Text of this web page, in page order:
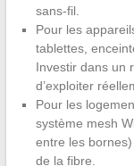
sans-fil.
Pour les
tablettes,
Investir dans un
d’exploiter
Pour les
système mesh
entre les
de la fibre.